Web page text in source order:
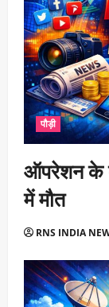
पौड़ी
ऑपरेशन के
में मौत
RNS INDIA